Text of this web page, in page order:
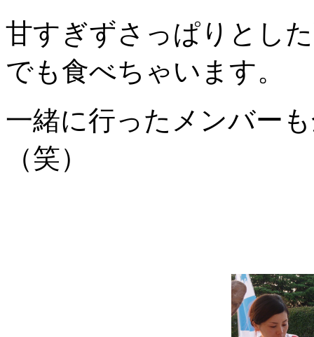
甘すぎずさっぱりとし
でも食べちゃいます。
一緒に行ったメンバー
（笑）